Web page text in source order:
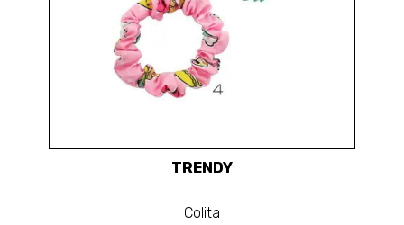
TRENDY
Colita